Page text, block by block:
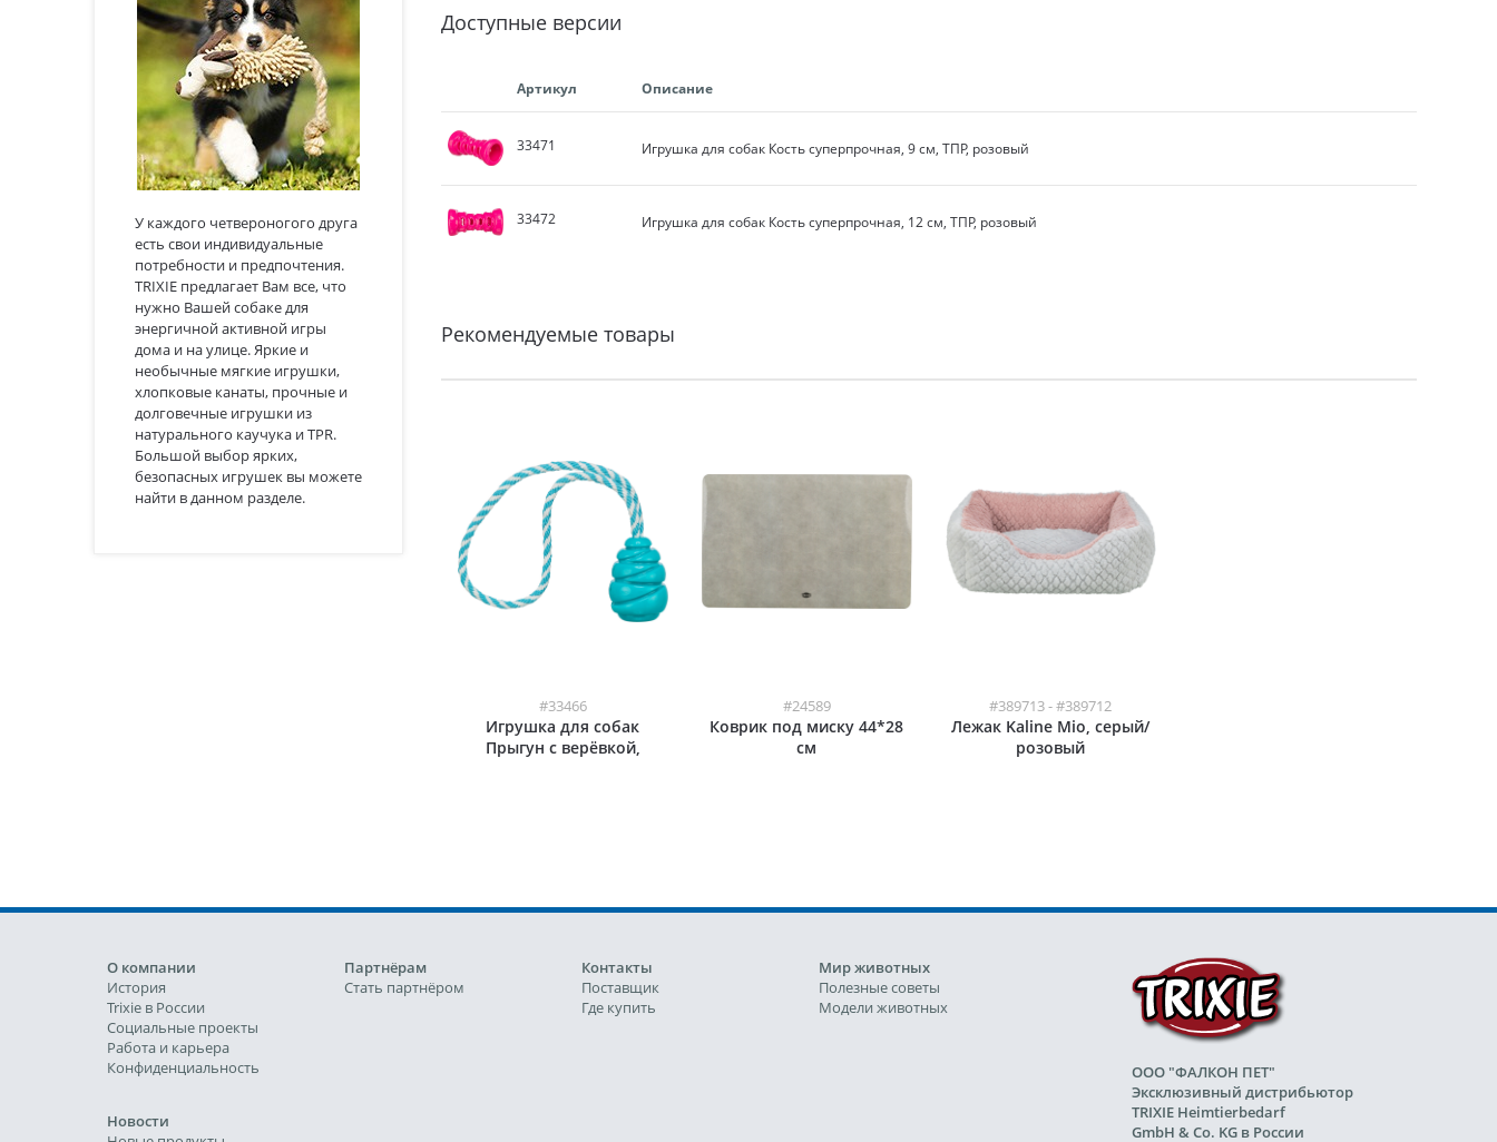
У каждого четвероногого друга
есть свои индивидуальные
потребности и предпочтения.
TRIXIE предлагает Вам все, что
нужно Вашей собаке для
энергичной активной игры
дома и на улице. Яркие и
необычные мягкие игрушки,
хлопковые канаты, прочные и
долговечные игрушки из
натурального каучука и TPR.
Большой выбор ярких,
безопасных игрушек вы можете
найти в данном разделе.
Доступные версии
Артикул Описание
33471 Игрушка для собак Кость суперпрочная, 9 см, ТПР, розовый
33472 Игрушка для собак Кость суперпрочная, 12 см, ТПР, розовый
Рекомендуемые товары
#33466
Игрушка для собак
Прыгун с верёвкой,
#24589
Коврик под миску 44*28
см
#389713 - #389712
Лежак Kaline Mio, серый/
розовый
О компании
История
Trixie в России
Социальные проекты
Работа и карьера
Конфиденциальность
Партнёрам
Стать партнёром
Контакты
Поставщик
Где купить
Мир животных
Полезные советы
Модели животных
Новости
ООО "ФАЛКОН ПЕТ"
Эксклюзивный дистрибьютор
TRIXIE Heimtierbedarf
GmbH & Co. KG в России